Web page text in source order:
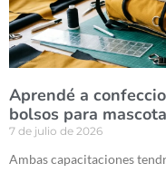
Aprendé a
bolsos para
7 de julio de 2026
Ambas capacitaciones